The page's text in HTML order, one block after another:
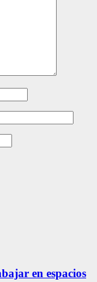
en espacios